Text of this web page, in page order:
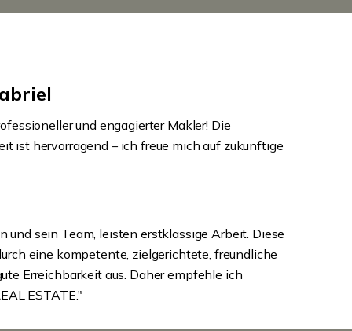
und engagierter Makler! Die
ist hervorragend – ich freue mich auf zukünftige
und sein Team, leisten erstklassige Arbeit. Diese
eine kompetente, zielgerichtete, freundliche
Erreichbarkeit aus. Daher empfehle ich
ESTATE."